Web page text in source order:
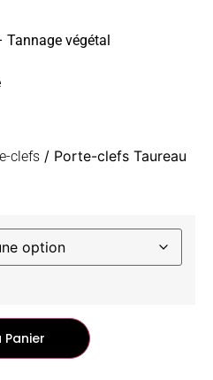
Tannage végétal
clefs/ Porte-clefs Taureau
Panier